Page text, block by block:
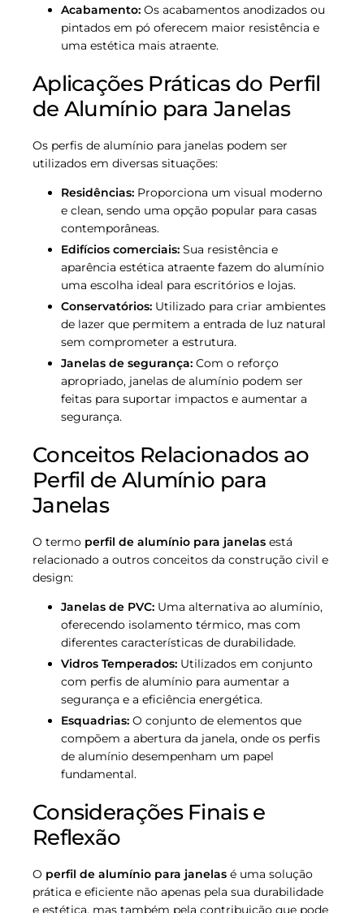
Acabamento: Os acabamentos anodizados ou
pintados em pó oferecem maior resistência e
uma estética mais atraente.
Aplicações Práticas do Perfil
de Alumínio para Janelas
Os perfis de alumínio para janelas podem ser
utilizados em diversas situações:
Residências: Proporciona um visual moderno
e clean, sendo uma opção popular para casas
contemporâneas.
Edifícios comerciais: Sua resistência e
aparência estética atraente fazem do alumínio
uma escolha ideal para escritórios e lojas.
Conservatórios: Utilizado para criar ambientes
de lazer que permitem a entrada de luz natural
sem comprometer a estrutura.
Janelas de segurança: Com o reforço
apropriado, janelas de alumínio podem ser
feitas para suportar impactos e aumentar a
segurança.
Conceitos Relacionados ao
Perfil de Alumínio para
Janelas
O termo perfil de alumínio para janelas está
relacionado a outros conceitos da construção civil e
design:
Janelas de PVC: Uma alternativa ao alumínio,
oferecendo isolamento térmico, mas com
diferentes características de durabilidade.
Vidros Temperados: Utilizados em conjunto
com perfis de alumínio para aumentar a
segurança e a eficiência energética.
Esquadrias: O conjunto de elementos que
compõem a abertura da janela, onde os perfis
de alumínio desempenham um papel
fundamental.
Considerações Finais e
Reflexão
O perfil de alumínio para janelas é uma solução
prática e eficiente não apenas pela sua durabilidade
e estética, mas também pela contribuição que pode